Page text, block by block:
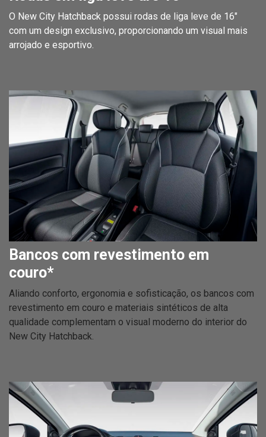
O New City Hatchback possui rodas de liga leve de 16"
com um design exclusivo, proporcionando um visual mais
arrojado e esportivo.
Bancos com revestimento em
couro*
Aliando conforto, ergonomia e sofisticação, os bancos com
revestimento em couro e materiais sintéticos de alta
qualidade complementam o visual moderno do interior do
New City Hatchback.